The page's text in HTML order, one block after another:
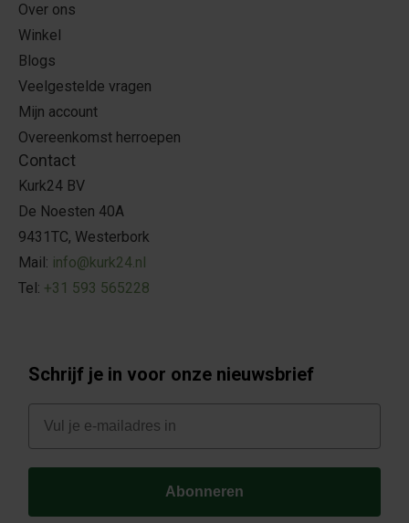
Over ons
Winkel
Blogs
Veelgestelde vragen
Mijn account
Overeenkomst herroepen
Contact
Kurk24 BV
De Noesten 40A
9431TC, Westerbork
Mail: info@kurk24.nl
Tel: +31 593 565228
Schrijf je in voor onze nieuwsbrief
E-mail
Abonneren